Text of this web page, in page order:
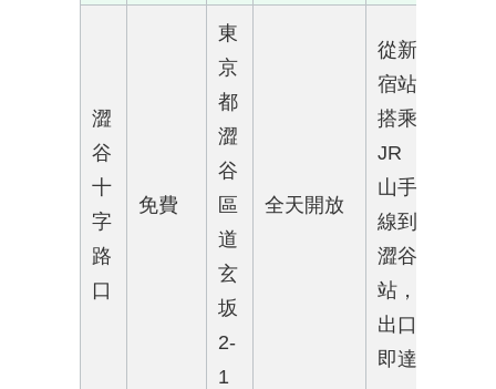
澀
谷
十
字
路
口
免費
東
京
都
澀
谷
區
道
玄
坂
2-
1
全天開放
從新
宿站
搭乘
JR
山手
線到
澀谷
站，
出口
即達